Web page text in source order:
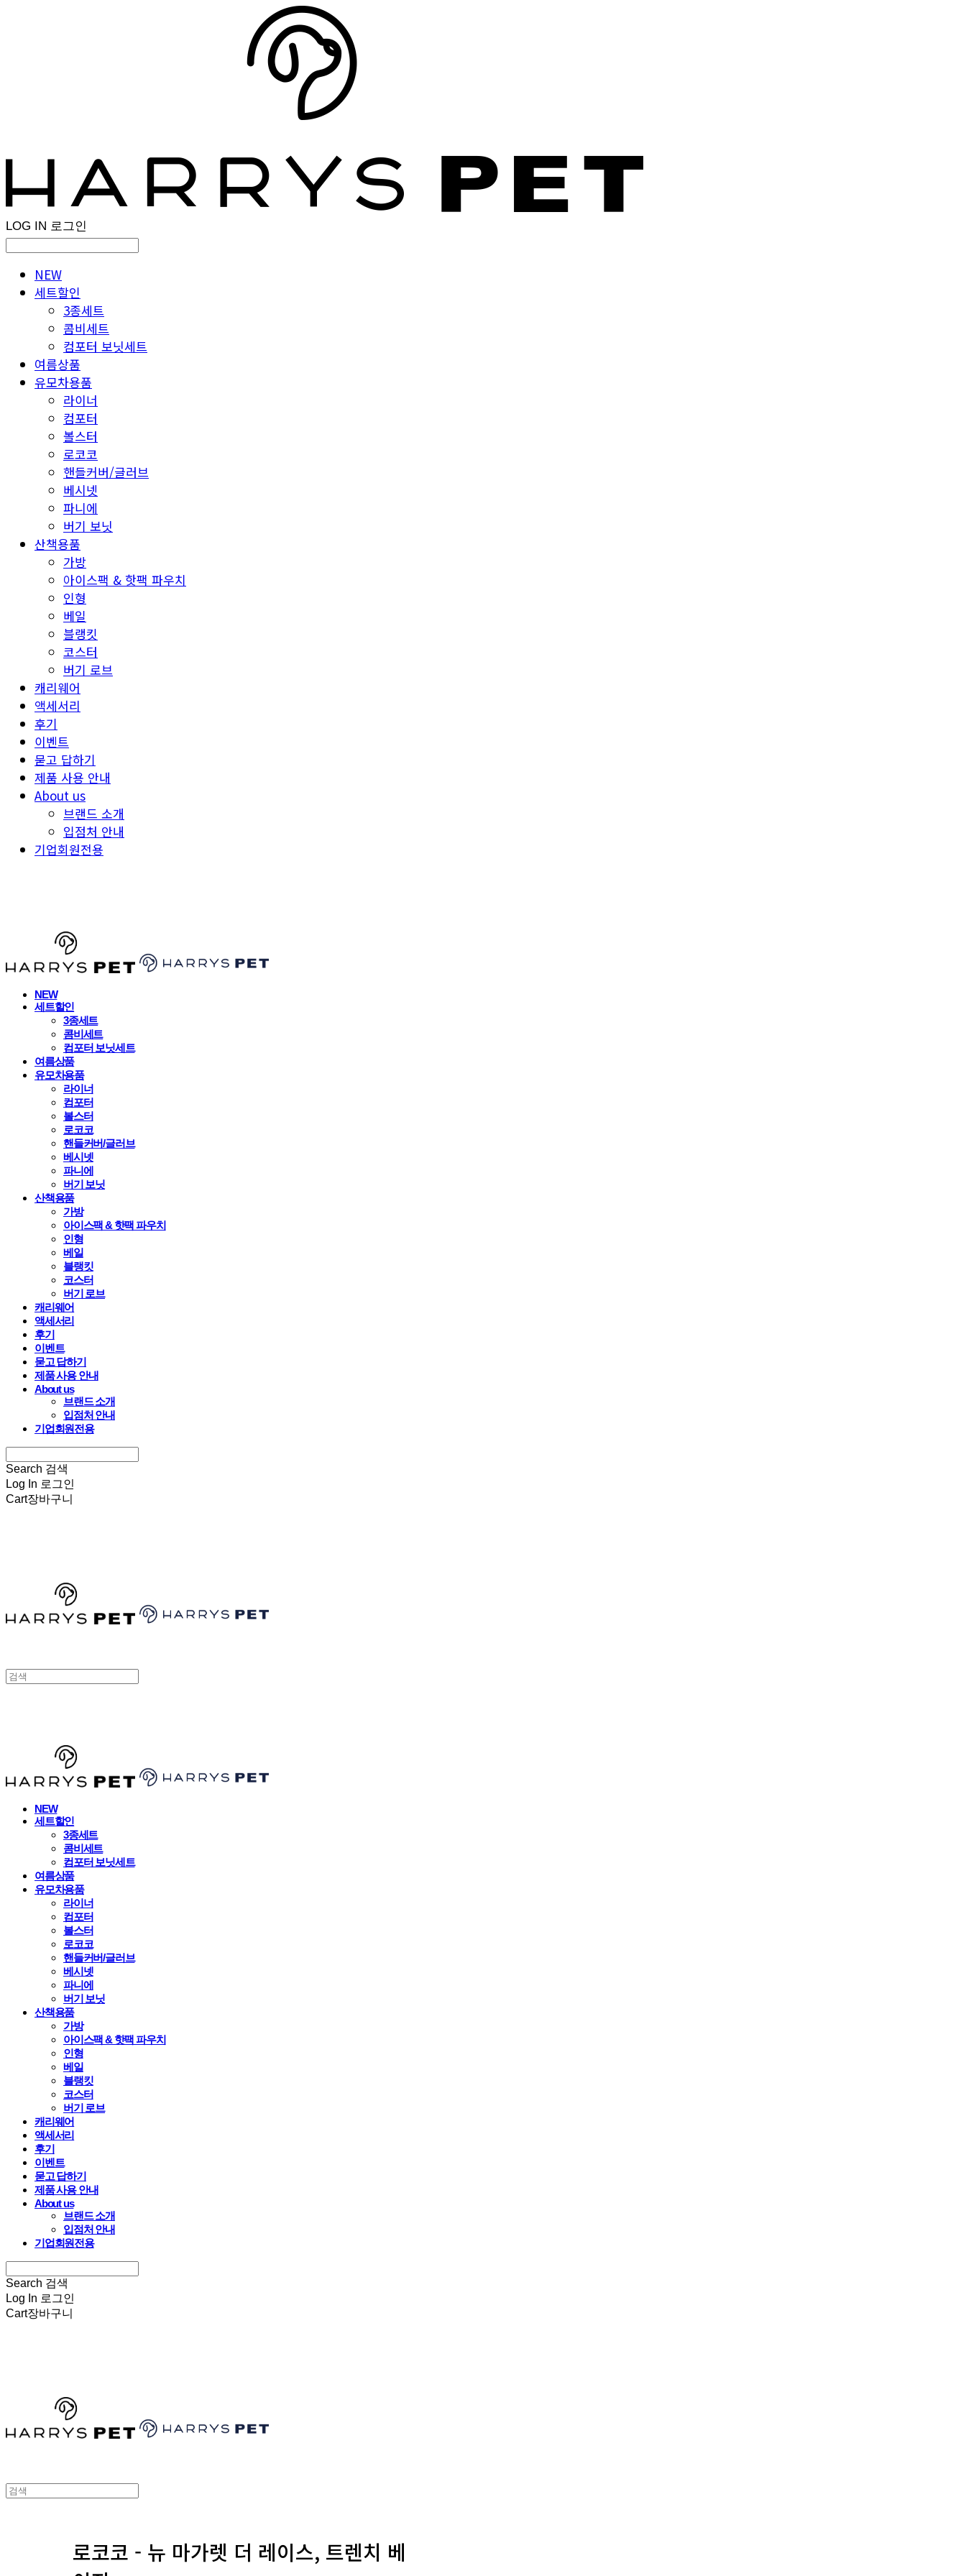
LOG IN 로그인
NEW
세트할인
3종세트
콤비세트
컴포터 보닛세트
여름상품
유모차용품
라이너
컴포터
볼스터
로코코
핸들커버/글러브
베시넷
파니에
버기 보닛
산책용품
가방
아이스팩 & 핫팩 파우치
인형
베일
블랭킷
코스터
버기 로브
캐리웨어
액세서리
후기
이벤트
묻고 답하기
제품 사용 안내
About us
브랜드 소개
입점처 안내
기업회원전용
NEW
세트할인
3종세트
콤비세트
컴포터 보닛세트
여름상품
유모차용품
라이너
컴포터
볼스터
로코코
핸들커버/글러브
베시넷
파니에
버기 보닛
산책용품
가방
아이스팩 & 핫팩 파우치
인형
베일
블랭킷
코스터
버기 로브
캐리웨어
액세서리
후기
이벤트
묻고 답하기
제품 사용 안내
About us
브랜드 소개
입점처 안내
기업회원전용
Search 검색
Log In 로그인
Cart장바구니
NEW
세트할인
3종세트
콤비세트
컴포터 보닛세트
여름상품
유모차용품
라이너
컴포터
볼스터
로코코
핸들커버/글러브
베시넷
파니에
버기 보닛
산책용품
가방
아이스팩 & 핫팩 파우치
인형
베일
블랭킷
코스터
버기 로브
캐리웨어
액세서리
후기
이벤트
묻고 답하기
제품 사용 안내
About us
브랜드 소개
입점처 안내
기업회원전용
Search 검색
Log In 로그인
Cart장바구니
로코코 - 뉴 마가렛 더 레이스, 트렌치 베